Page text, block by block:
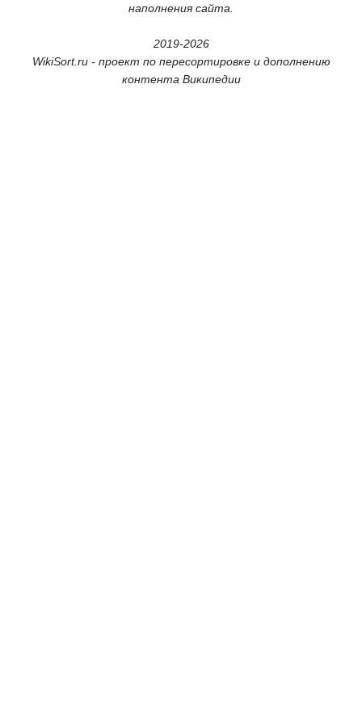
наполнения сайта.
2019-2026
WikiSort.ru - проект по пересортировке и дополнению
контента Википедии